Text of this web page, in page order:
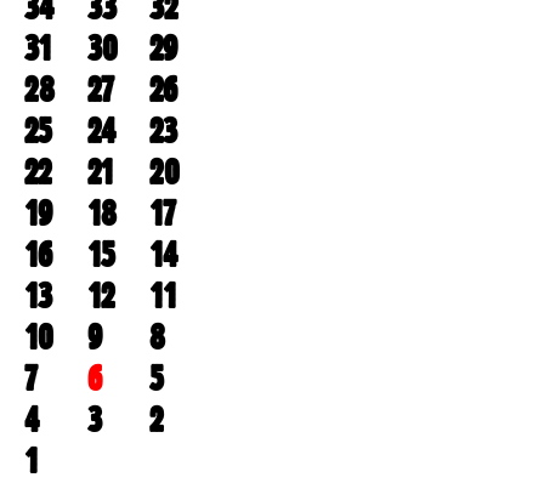
31
30
29
28
27
26
25
24
23
22
21
20
19
18
17
16
15
14
13
12
11
10
9
8
7
6
5
4
3
2
1